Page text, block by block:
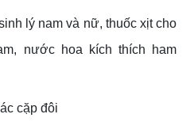
lý nam và nữ, thuốc xịt cho
nước hoa kích thích ham
cặp đôi